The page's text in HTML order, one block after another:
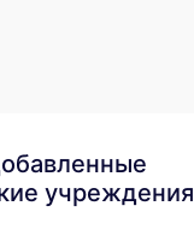
учреждения